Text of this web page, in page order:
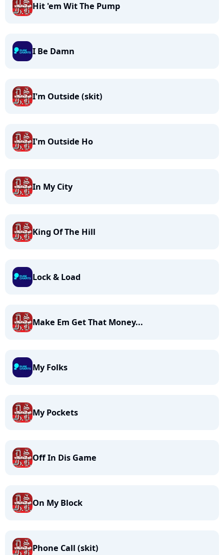
Hit 'em Wit The Pump
I Be Damn
I'm Outside (skit)
I'm Outside Ho
In My City
King Of The Hill
Lock & Load
Make Em Get That Money...
My Folks
My Pockets
Off In Dis Game
On My Block
Phone Call (skit)